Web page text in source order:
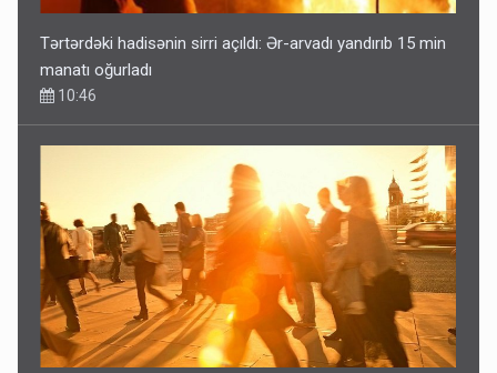
Tərtərdəki hadisənin sirri açıldı: Ər-arvadı yandırıb 15 min
manatı oğurladı
10:46